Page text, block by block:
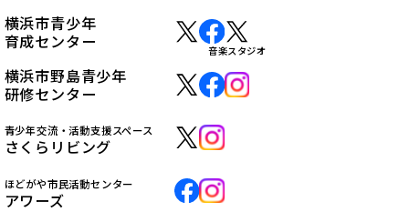
横浜市青少年
育成センター
音楽スタジオ
横浜市野島青少年
研修センター
青少年交流・活動支援スペース
さくらリビング
ほどがや市民活動センター
アワーズ